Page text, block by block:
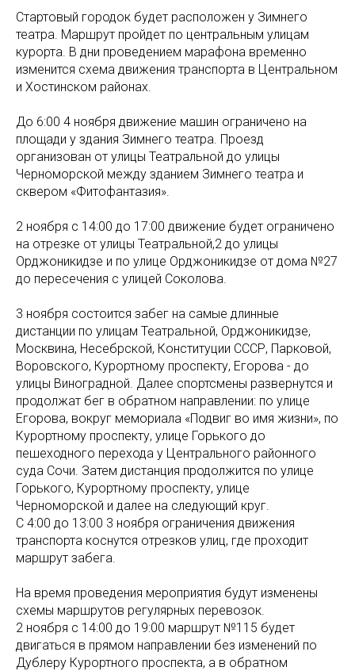
Стартовый городок будет расположен у Зимнего
театра. Маршрут пройдет по центральным улицам
курорта. В дни проведением марафона временно
изменится схема движения транспорта в Центральном
и Хостинском районах.
До 6:00 4 ноября движение машин ограничено на
площади у здания Зимнего театра. Проезд
организован от улицы Театральной до улицы
Черноморской между зданием Зимнего театра и
сквером «Фитофантазия».
2 ноября с 14:00 до 17:00 движение будет ограничено
на отрезке от улицы Театральной,2 до улицы
Орджоникидзе и по улице Орджоникидзе от дома №27
до пересечения с улицей Соколова.
3 ноября состоится забег на самые длинные
дистанции по улицам Театральной, Орджоникидзе,
Москвина, Несебрской, Конституции СССР, Парковой,
Воровского, Курортному проспекту, Егорова - до
улицы Виноградной. Далее спортсмены развернутся и
продолжат бег в обратном направлении: по улице
Егорова, вокруг мемориала «Подвиг во имя жизни», по
Курортному проспекту, улице Горького до
пешеходного перехода у Центрального районного
суда Сочи. Затем дистанция продолжится по улице
Горького, Курортному проспекту, улице
Черноморской и далее на следующий круг.
С 4:00 до 13:00 3 ноября ограничения движения
транспорта коснутся отрезков улиц, где проходит
маршрут забега.
На время проведения мероприятия будут изменены
схемы маршрутов регулярных перевозок.
2 ноября с 14:00 до 19:00 маршрут №115 будет
двигаться в прямом направлении без изменений по
Дублеру Курортного проспекта, а в обратном